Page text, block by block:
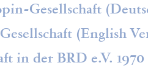
Gesellschaft
(English
in der BRD e.V. 1970